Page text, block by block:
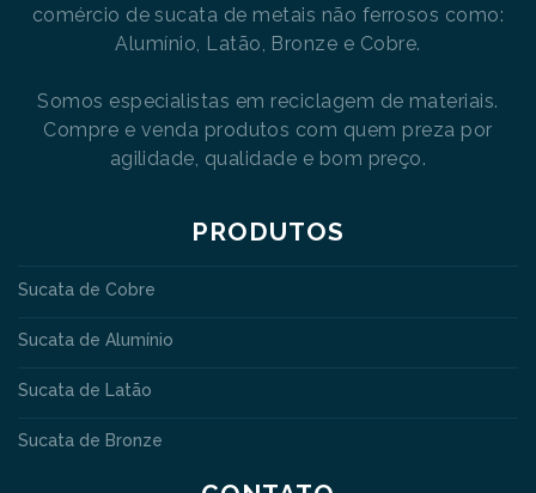
comércio de sucata de metais não ferrosos como:
Alumínio, Latão, Bronze e Cobre.
Somos especialistas em reciclagem de materiais.
Compre e venda produtos com quem preza por
agilidade, qualidade e bom preço.
PRODUTOS
Sucata de Cobre
Sucata de Alumínio
Sucata de Latão
Sucata de Bronze